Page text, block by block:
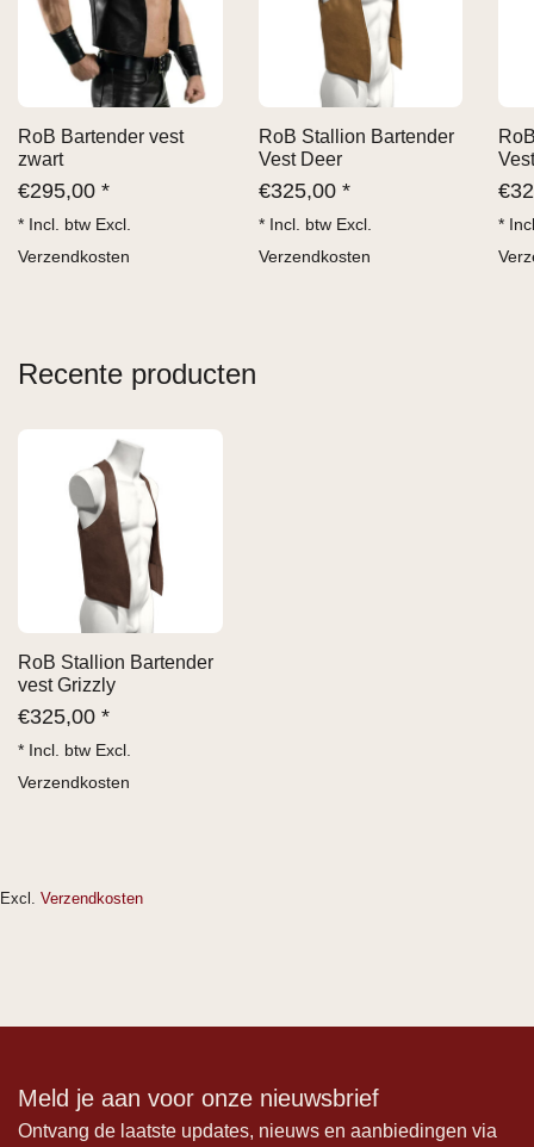
RoB Bartender vest
zwart
€295,00 *
* Incl. btw Excl.
Verzendkosten
RoB Stallion Bartender
Vest Deer
€325,00 *
* Incl. btw Excl.
Verzendkosten
€
*
Recente producten
RoB Stallion Bartender
vest Grizzly
€325,00 *
* Incl. btw Excl.
Verzendkosten
Excl. Verzendkosten
Meld je aan voor onze nieuwsbrief
Ontvang de laatste updates, nieuws en aanbiedingen via